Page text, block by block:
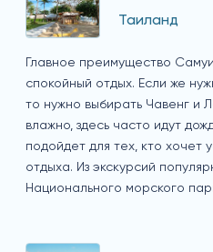
Таиланд
Главное преимущество
спокойный отдых. Если же
то нужно выбирать Чавенг и
влажно, здесь часто идут
подойдет для тех, кто хочет
отдыха. Из экскурсий
Национального морского